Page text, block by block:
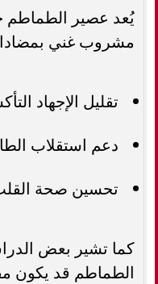
يُعد عصير الطماطم
مشروب غني
تقليل الإجهاد
دعم استقلاب
تحسين صحة
كما تشير بعض
الطماطم قد يكون